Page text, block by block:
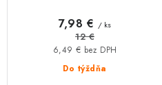
Do týždňa
6,49 € bez DPH
7,98 € / ks
12 €